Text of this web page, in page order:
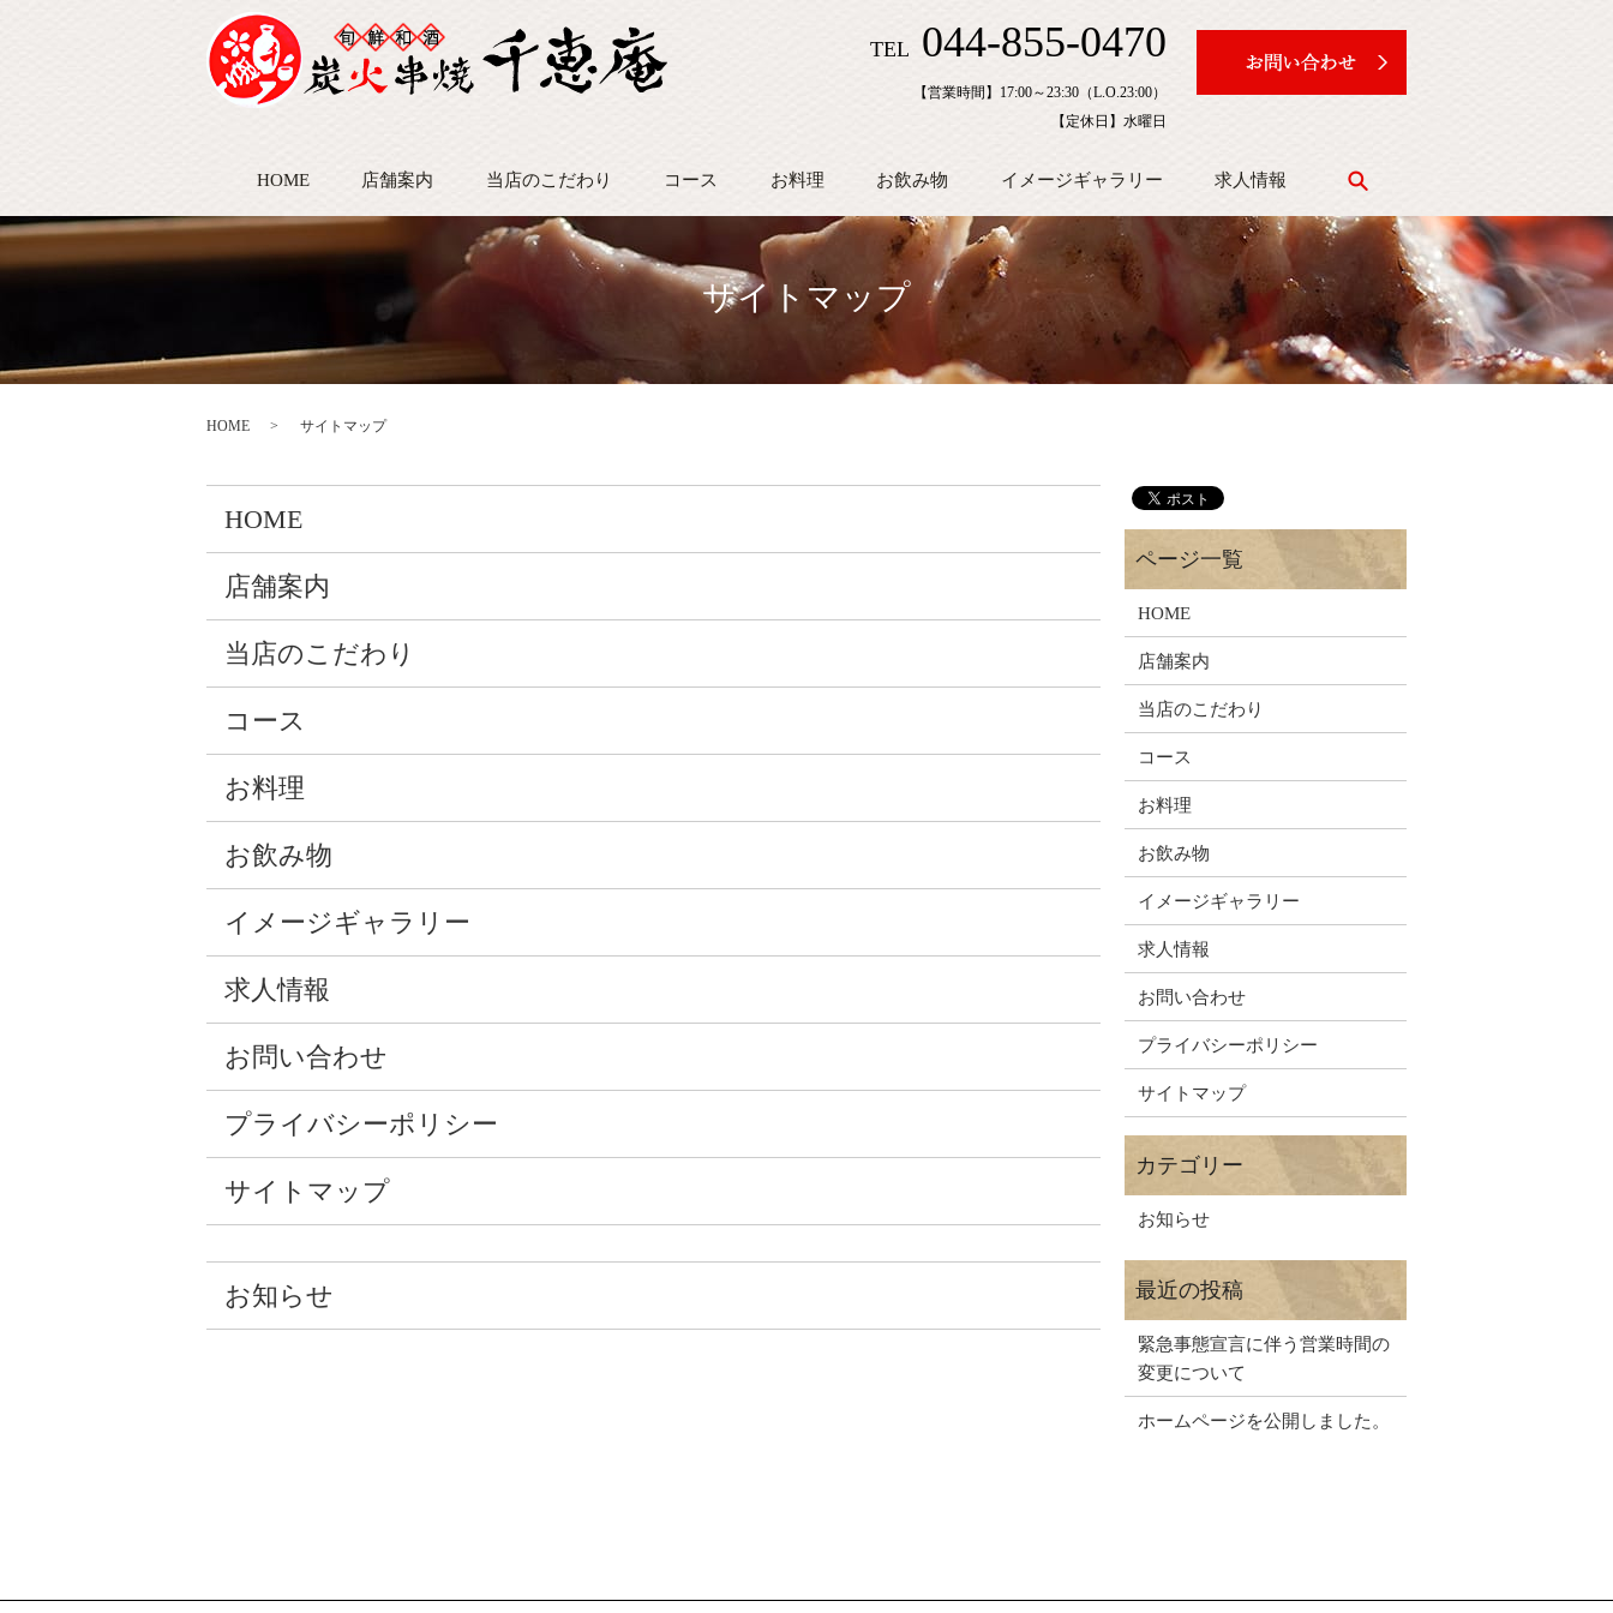
TEL 044-855-0470
【営業時間】17:00～23:30（L.O.23:00）
【定休日】水曜日
HOME 店舗案内 当店のこだわり コース お料理 お飲み物 イメージギャラリー 求人情報
サイトマップ
HOME サイトマップ
HOME
店舗案内
当店のこだわり
コース
お料理
お飲み物
イメージギャラリー
求人情報
お問い合わせ
プライバシーポリシー
サイトマップ
お知らせ
HOME
店舗案内
当店のこだわり
コース
お料理
お飲み物
イメージギャラリー
求人情報
お問い合わせ
プライバシーポリシー
サイトマップ
お知らせ
緊急事態宣言に伴う営業時間の
変更について
ホームページを公開しました。